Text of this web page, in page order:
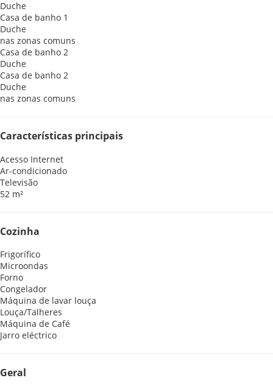
Duche
Casa de banho 1
Duche
nas zonas comuns
Casa de banho 2
Duche
Casa de banho 2
Duche
nas zonas comuns
Características principais
Acesso Internet
Ar-condicionado
Televisão
52 m²
Cozinha
Frigorífico
Microondas
Forno
Congelador
Máquina de lavar louça
Louça/Talheres
Máquina de Café
Jarro eléctrico
Geral